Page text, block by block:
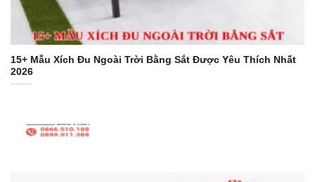
15+ Mẫu Xích Đu Ngoài Trời Bằng Sắt Được Yêu Thích Nhất
2026